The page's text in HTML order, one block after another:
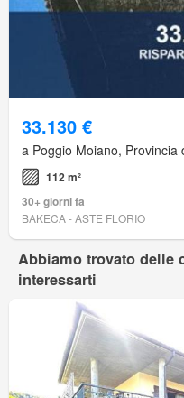
33.130 €
a Poggio Moiano, Provincia
112 m²
30+ giorni fa
BAKECA - ASTE FLORIO
Abbiamo trovato delle
interessarti